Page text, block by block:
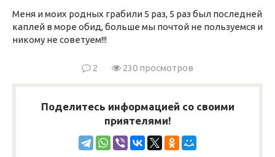
Меня и моих родных грабили 5 раз, 5 раз был последней
каплей в море обид, больше мы почтой не пользуемся и
никому не советуем!!!
2 230 просмотров
Поделитесь информацией со своими
приятелями!